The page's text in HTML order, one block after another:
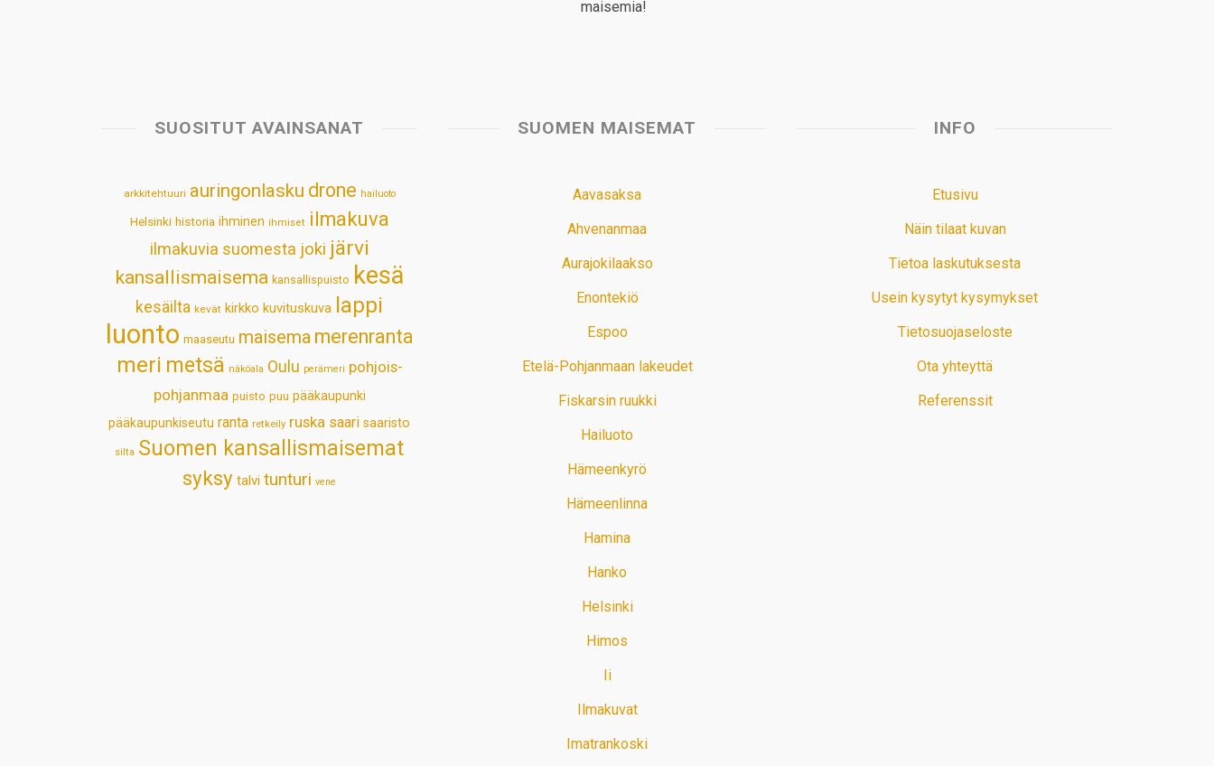
maisemia!
SUOSITUT AVAINSANAT
arkkitehtuuri auringonlasku drone hailuoto
Helsinki historia ihminen ihmiset ilmakuva
ilmakuvia suomesta joki järvi
kansallismaisema kansallispuisto kesä
kesäilta kevät kirkko kuvituskuva lappi
luonto maaseutu maisema merenranta
meri metsä näköala Oulu perämeri pohjois-
pohjanmaa puisto puu pääkaupunki
pääkaupunkiseutu ranta retkeily ruska saari saaristo
silta Suomen kansallismaisemat
syksy talvi tunturi vene
SUOMEN MAISEMAT
Aavasaksa
Ahvenanmaa
Aurajokilaakso
Enontekiö
Espoo
Etelä-Pohjanmaan lakeudet
Fiskarsin ruukki
Hailuoto
Hämeenkyrö
Hämeenlinna
Hamina
Hanko
Helsinki
Himos
Ii
Ilmakuvat
Imatrankoski
INFO
Etusivu
Näin tilaat kuvan
Tietoa laskutuksesta
Usein kysytyt kysymykset
Tietosuojaseloste
Ota yhteyttä
Referenssit